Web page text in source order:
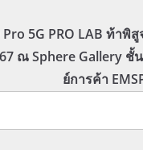
5G PRO LAB ท้าพิ
ณ Sphere Gallery ชั้
ย์การค้า